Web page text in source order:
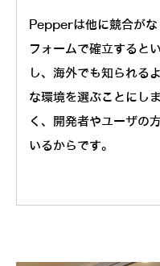
Pepperは他に競合が
フォームで確立すると
し、海外でも知られる
な環境を選ぶことにし
く、開発者やユーザの
いるからです。